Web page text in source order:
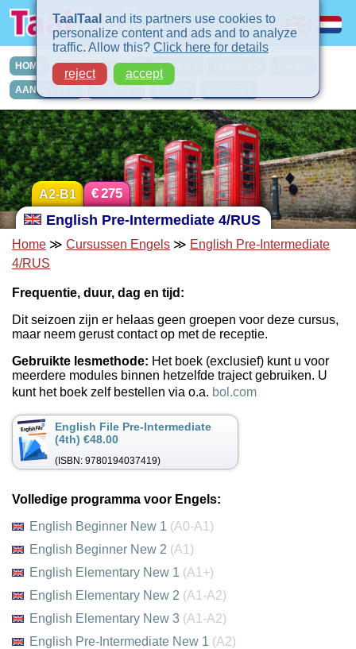
HOME CURSUSSEN IN-COMPANY
AANMELDEN
English Pre-Intermediate 4/RUS
A2-B1 €275
Home ≫ Cursussen Engels ≫ English Pre-Intermediate
4/RUS
Frequentie, duur, dag en tijd:
Dit seizoen zijn er helaas geen groepen voor deze cursus,
maar neem gerust contact op met de receptie.
Gebruikte lesmethode: Het boek (exclusief) kunt u voor
meerdere modules binnen hetzelfde traject gebruiken. U
kunt het boek zelf bestellen via o.a. bol.com
English File Pre-Intermediate
(4th) €48.00
(ISBN: 9780194037419)
Volledige programma voor Engels:
English Beginner New 1 (A0-A1)
English Beginner New 2 (A1)
English Elementary New 1 (A1+)
English Elementary New 2 (A1-A2)
English Elementary New 3 (A1-A2)
English Pre-Intermediate New 1 (A2)
TaalTaal and its partners use cookies to
personalize content and ads and to analyze
traffic. Allow this? Click here for details
reject
accept